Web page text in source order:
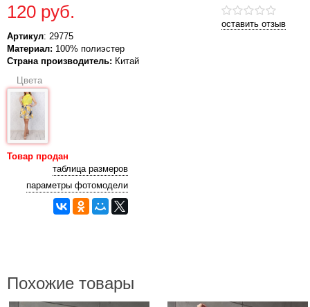
оставить отзыв
120 руб.
Артикул: 29775
Материал: 100% полиэстер
Страна производитель: Китай
Цвета
Товар продан
таблица размеров
параметры фотомодели
Похожие товары